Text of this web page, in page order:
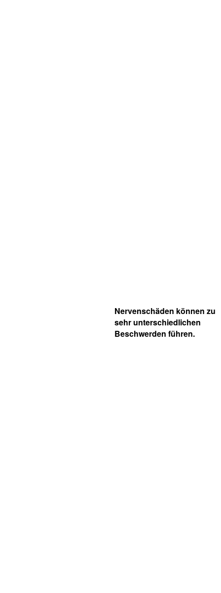
Nervenschäden können zu
sehr unterschiedlichen
Beschwerden führen.